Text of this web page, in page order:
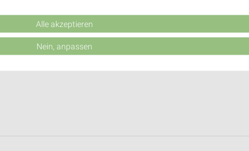
von Werbeanzeigen
Werbung
Alle akzeptieren
Nein, anpassen